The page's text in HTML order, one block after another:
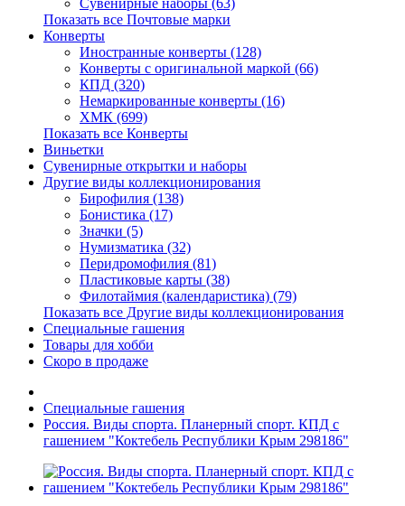
Сувенирные наборы (63)
Показать все Почтовые марки
Конверты
Иностранные конверты (128)
Конверты с оригинальной маркой (66)
КПД (320)
Немаркированные конверты (16)
ХМК (699)
Показать все Конверты
Виньетки
Сувенирные открытки и наборы
Другие виды коллекционирования
Бирофилия (138)
Бонистика (17)
Значки (5)
Нумизматика (32)
Перидромофилия (81)
Пластиковые карты (38)
Филотаймия (календаристика) (79)
Показать все Другие виды коллекционирования
Специальные гашения
Товары для хобби
Скоро в продаже
Специальные гашения
Россия. Виды спорта. Планерный спорт. КПД с
гашением "Коктебель Республики Крым 298186"